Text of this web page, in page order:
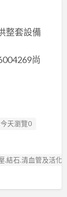
整套設備
尚
天瀏覽0
.結石.清血管及活化